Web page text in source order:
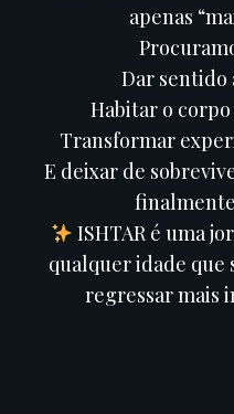
apenas
Dar sentido
Habitar o
Transformar
E deixar de
ISHTAR é uma
qualquer idade que
regressar mais